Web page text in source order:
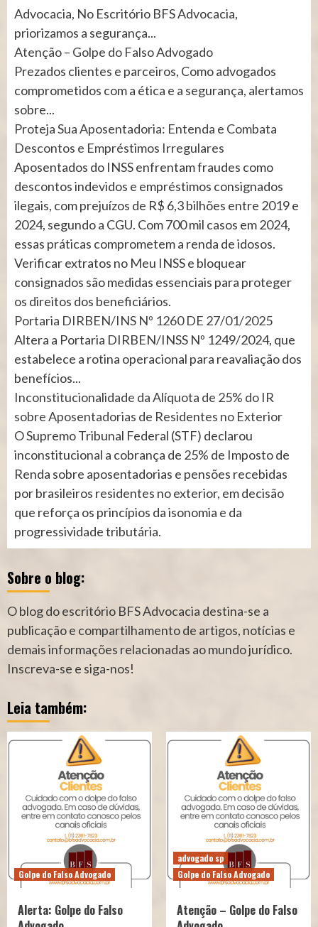
Advocacia, No Escritório BFS Advocacia,
priorizamos a segurança...
Atenção – Golpe do Falso Advogado
Prezados clientes e parceiros, Como advogados
comprometidos com a ética e a segurança, alertamos
sobre...
Proteja Sua Aposentadoria: Entenda e Combata
Descontos e Empréstimos Irregulares
Aposentados do INSS enfrentam fraudes como
descontos indevidos e empréstimos consignados
ilegais, com prejuízos de R$ 6,3 bilhões entre 2019 e
2024, segundo a CGU. Com 700 mil casos em 2024,
essas práticas comprometem a renda de idosos.
Verificar extratos no Meu INSS e bloquear
consignados são medidas essenciais para proteger
os direitos dos beneficiários.
Portaria DIRBEN/INS Nº 1260 DE 27/01/2025
Altera a Portaria DIRBEN/INSS Nº 1249/2024, que
estabelece a rotina operacional para reavaliação dos
benefícios...
Inconstitucionalidade da Alíquota de 25% do IR
sobre Aposentadorias de Residentes no Exterior
O Supremo Tribunal Federal (STF) declarou
inconstitucional a cobrança de 25% de Imposto de
Renda sobre aposentadorias e pensões recebidas
por brasileiros residentes no exterior, em decisão
que reforça os princípios da isonomia e da
progressividade tributária.
Sobre o blog:
O blog do escritório BFS Advocacia destina-se a
publicação e compartilhamento de artigos, notícias e
demais informações relacionadas ao mundo jurídico.
Inscreva-se e siga-nos!
Leia também:
Golpe do Falso Advogado
Alerta: Golpe do Falso
advogado sp
Golpe do Falso Advogado
Atenção – Golpe do Falso